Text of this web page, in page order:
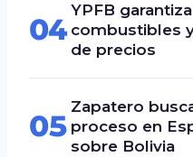
04
YPFB
combustibles
de precios
05
Zapatero
proceso en
sobre Bolivia